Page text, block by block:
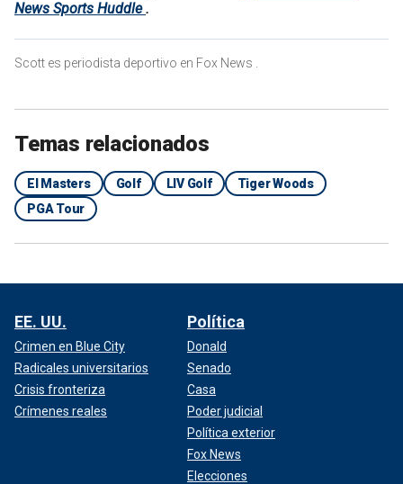
News Sports Huddle.
Scott es periodista deportivo en Fox News .
Temas relacionados
El Masters Golf LIV Golf
Tiger Woods
PGA Tour
EE. UU.
Crimen en Blue City
Radicales universitarios
Crisis fronteriza
Crímenes reales
Política
Donald
Senado
Casa
Poder judicial
Política exterior
Fox News
Elecciones